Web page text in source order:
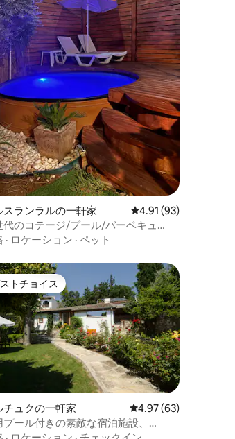
つ星中4.91つ星の平均評価
スランラルの一軒家 レビュー93件、5つ
4.91 (93)
代のコテージ/プール/バーベキュ
Wi-Fi/自然
· ロケーション · ペット
つ星中5.0つ星の平均評価
ストチョイス
トチョイス
チュクの一軒家 レビュー63件、5つ星
4.97 (63)
プール付きの素敵な宿泊施設、
House